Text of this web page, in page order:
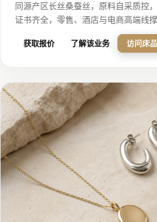
同源产区长丝桑蚕丝，原料自采质控
证书齐全，零售、酒店与电商高端线撑
获取报价 了解该业务 访问床